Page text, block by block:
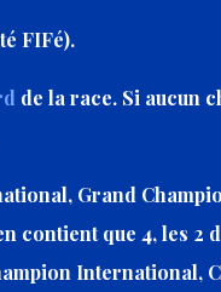
FIFé).
de la race. Si aucun
Grand
contient que 4, les 2
International,